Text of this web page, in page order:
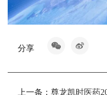
分享
上一条：尊龙凯时医药